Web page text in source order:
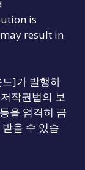
is
result in
]가 발행하
작권법의 보
을 엄격히 금
을 수 있습